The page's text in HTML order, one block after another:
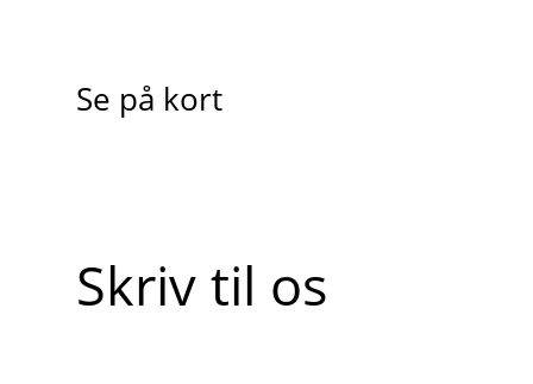
Se på kort
Skriv til os